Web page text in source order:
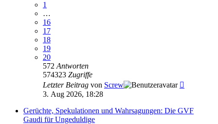
1
…
16
17
18
19
20
572 Antworten
574323 Zugriffe
Letzter Beitrag von Screw
3. Aug 2026, 18:28
Gerüchte, Spekulationen und Wahrsagungen: Die GVF
Gaudi für Ungeduldige